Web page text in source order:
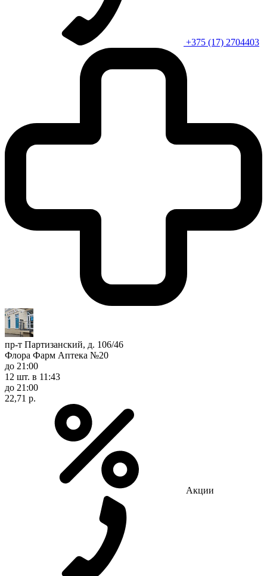
+375 (17) 2704403
пр-т Партизанский, д. 106/46
Флора Фарм Аптека №20
до 21:00
12 шт. в 11:43
до 21:00
22,71 р.
Акции